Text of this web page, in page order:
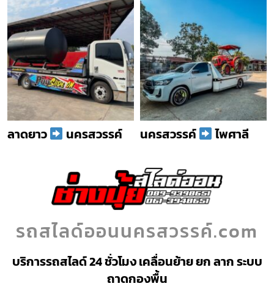
ลาดยาว นครสวรรค์ นครสวรรค์ ไพศาลี
รถสไลด์ออนนครสวรรค์.com
บริการรถสไลด์ 24 ชั่วโมง เคลื่อนย้าย ยก ลาก ระบบ
ถาดกองพื้น